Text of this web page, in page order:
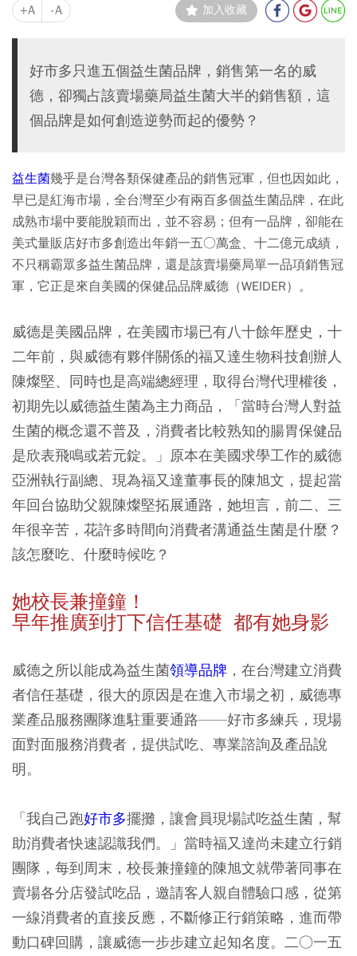
+A -A 加入收藏
好市多只進五個益生菌品牌，銷售第一名的威
德，卻獨占該賣場藥局益生菌大半的銷售額，這
個品牌是如何創造逆勢而起的優勢？
益生菌幾乎是台灣各類保健產品的銷售冠軍，但也因如此，
早已是紅海市場，全台灣至少有兩百多個益生菌品牌，在此
成熟市場中要能脫穎而出，並不容易；但有一品牌，卻能在
美式量販店好市多創造出年銷一五○萬盒、十二億元成績，
不只稱霸眾多益生菌品牌，還是該賣場藥局單一品項銷售冠
軍，它正是來自美國的保健品品牌威德（WEIDER）。
威德是美國品牌，在美國市場已有八十餘年歷史，十
二年前，與威德有夥伴關係的福又達生物科技創辦人
陳燦堅、同時也是高端總經理，取得台灣代理權後，
初期先以威德益生菌為主力商品，「當時台灣人對益
生菌的概念還不普及，消費者比較熟知的腸胃保健品
是欣表飛鳴或若元錠。」原本在美國求學工作的威德
亞洲執行副總、現為福又達董事長的陳旭文，提起當
年回台協助父親陳燦堅拓展通路，她坦言，前二、三
年很辛苦，花許多時間向消費者溝通益生菌是什麼？
該怎麼吃、什麼時候吃？
她校長兼撞鐘！
早年推廣到打下信任基礎 都有她身影
威德之所以能成為益生菌領導品牌 ，在台灣建立消費
者信任基礎，很大的原因是在進入市場之初，威德專
業產品服務團隊進駐重要通路——好市多練兵，現場
面對面服務消費者，提供試吃、專業諮詢及產品說
明。
「我自己跑好市多擺攤，讓會員現場試吃益生菌，幫
助消費者快速認識我們。」當時福又達尚未建立行銷
團隊，每到周末，校長兼撞鐘的陳旭文就帶著同事在
賣場各分店發試吃品，邀請客人親自體驗口感，從第
一線消費者的直接反應，不斷修正行銷策略，進而帶
動口碑回購，讓威德一步步建立起知名度。二○一五